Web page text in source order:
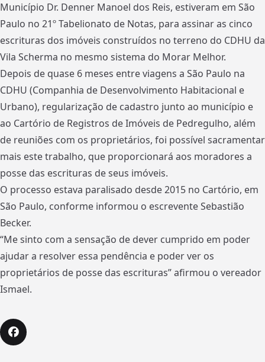
Município Dr. Denner Manoel dos Reis, estiveram em São
Paulo no 21º Tabelionato de Notas, para assinar as cinco
escrituras dos imóveis construídos no terreno do CDHU da
Vila Scherma no mesmo sistema do Morar Melhor.
Depois de quase 6 meses entre viagens a São Paulo na
CDHU (Companhia de Desenvolvimento Habitacional e
Urbano), regularização de cadastro junto ao município e
ao Cartório de Registros de Imóveis de Pedregulho, além
de reuniões com os proprietários, foi possível sacramentar
mais este trabalho, que proporcionará aos moradores a
posse das escrituras de seus imóveis.
O processo estava paralisado desde 2015 no Cartório, em
São Paulo, conforme informou o escrevente Sebastião
Becker.
“Me sinto com a sensação de dever cumprido em poder
ajudar a resolver essa pendência e poder ver os
proprietários de posse das escrituras” afirmou o vereador
Ismael.